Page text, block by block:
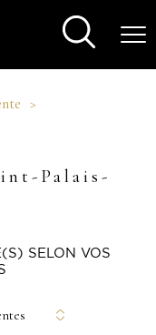
Palais-
SELON VOS